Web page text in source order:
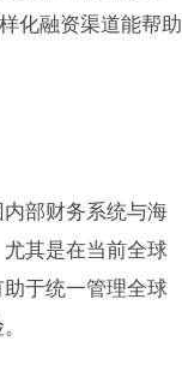
化融资渠道能帮助
部财务系统与海
其是在当前全球
于统一管理全球